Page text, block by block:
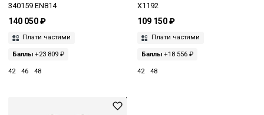
340159 EN814
140 050 ₽
Плати частями
Баллы +23 809 ₽
42 46 48
X1192
109 150 ₽
Плати частями
Баллы+18 556 ₽
42 48